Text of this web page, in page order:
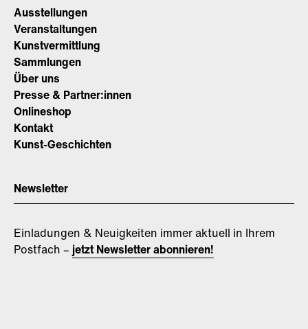
Ausstellungen
Veranstaltungen
Kunstvermittlung
Sammlungen
Über uns
Presse & Partner:innen
Onlineshop
Kontakt
Kunst-Geschichten
Newsletter
Einladungen & Neuigkeiten immer aktuell in Ihrem
Postfach – jetzt Newsletter abonnieren!